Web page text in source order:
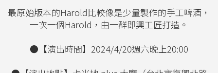
最原始版本的Harold比較像是少量製作的手工啤酒，
一次一個Harold，由一群即興工匠打造。
●【演出時間】2024/4/20週六晚上20:00